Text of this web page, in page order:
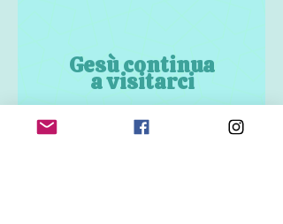
Gesù continua
a visitarci
Dai commenti ai Vangeli della
domenica